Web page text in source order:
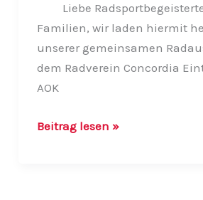
Liebe
Familien, wir laden hiermit
unserer gemeinsamen
dem Radverein Concordia
AOK
Einladung
Beitrag lesen »